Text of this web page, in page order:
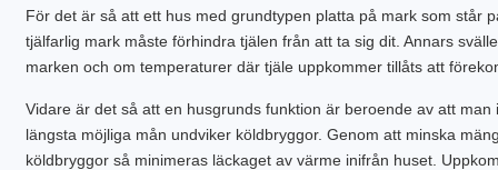
PLATTA – TILLBYGGNAD
PLATTA – VÄXTHUS
KOMPENSATIONSGRUNDL.
MEKANISKT VENTGOLV
RADONSÄKRA DIN KÄLLARE
SYLLBYTE
SÄTTNINGSSKADOR
MARK & TRÄDGÅRD
L-STÖD OCH STÖDMURAR
MARKUNDERSÖKNING
KANTELEMENT
VATTENBUREN GOLVVÄRME
För det är så att ett hus med grundtypen platta på mark som står
tjälfarlig mark måste förhindra tjälen från att ta sig dit. Annars
marken och om temperaturer där tjäle uppkommer tillåts att
Vidare är det så att en husgrunds funktion är beroende av att man i
längsta möjliga mån undviker köldbryggor. Genom att minska
köldbryggor så minimeras läckaget av värme inifrån huset.